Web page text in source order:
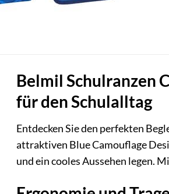
Belmil Schulranzen
für den Schulalltag
Entdecken Sie den perfekten
attraktiven Blue Camouflage
und ein cooles Aussehen legen.